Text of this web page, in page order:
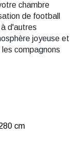
chambre
de football
d'autres
joyeuse et
compagnons